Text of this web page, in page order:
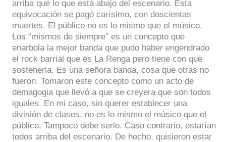
arriba que lo que está abajo del escenario. Esta
equivocación se pagó carísimo, con doscientas
muertes. El público no es lo mismo que el músico.
Los “mismos de siempre” es un concepto que
enarbola la mejor banda que pudo haber engendrado
el rock barrial que es La Renga pero tiene con que
sostenerla. Es una señora banda, cosa que otras no
fueron. Tomaron este concepto como un acto de
demagogia que llevó a que se creyera que son todos
iguales. En mi caso, sin querer establecer una
división de clases, no es lo mismo el músico que el
público. Tampoco debe serlo. Caso contrario, estarían
todos arriba del escenario. De hecho, quisieron estar